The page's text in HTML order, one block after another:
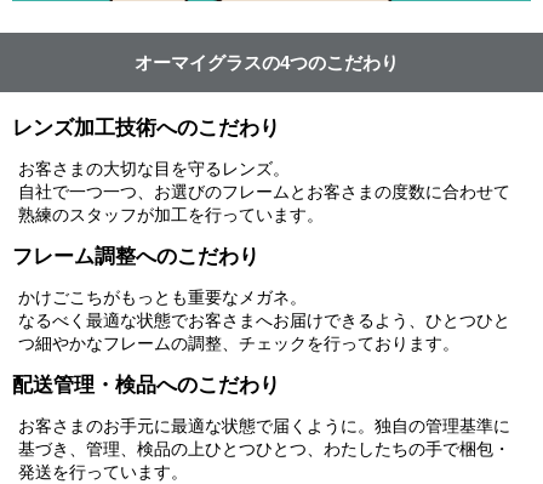
オーマイグラスの4つのこだわり
レンズ加工技術へのこだわり
お客さまの大切な目を守るレンズ。
自社で一つ一つ、お選びのフレームとお客さまの度数に合わせて
熟練のスタッフが加工を行っています。
フレーム調整へのこだわり
かけごこちがもっとも重要なメガネ。
なるべく最適な状態でお客さまへお届けできるよう、ひとつひと
つ細やかなフレームの調整、チェックを行っております。
配送管理・検品へのこだわり
お客さまのお手元に最適な状態で届くように。独自の管理基準に
基づき、管理、検品の上ひとつひとつ、わたしたちの手で梱包・
発送を行っています。